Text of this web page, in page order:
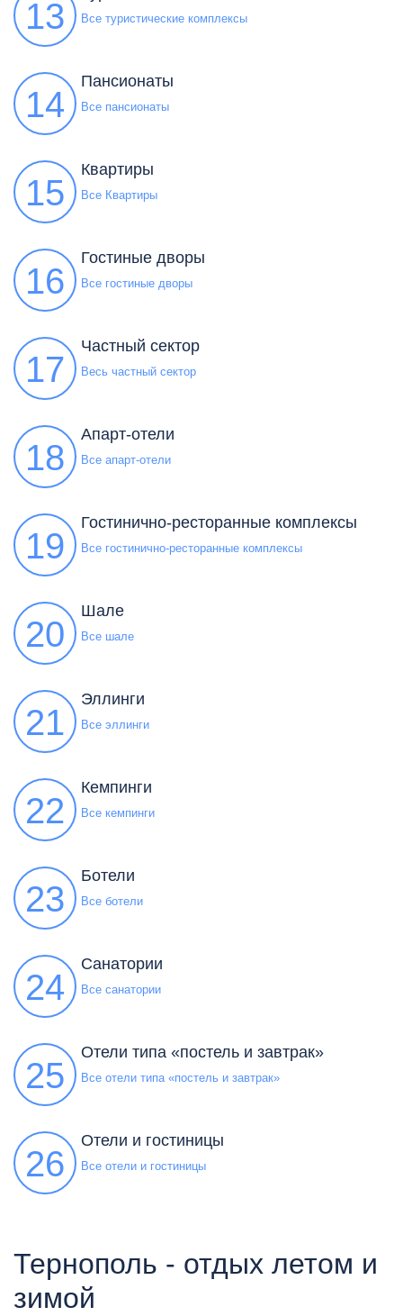
13 Все туристические комплексы
14
Пансионаты
Все пансионаты
15
Квартиры
Все Квартиры
16
Гостиные дворы
Все гостиные дворы
17
Частный сектор
Весь частный сектор
18
Апарт-отели
Все апарт-отели
19
Гостинично-ресторанные комплексы
Все гостинично-ресторанные комплексы
20
Шале
Все шале
21
Эллинги
Все эллинги
22
Кемпинги
Все кемпинги
23
Ботели
Все ботели
24
Санатории
Все санатории
25
Отели типа «постель и завтрак»
Все отели типа «постель и завтрак»
26
Отели и гостиницы
Все отели и гостиницы
Тернополь - отдых летом и
зимой